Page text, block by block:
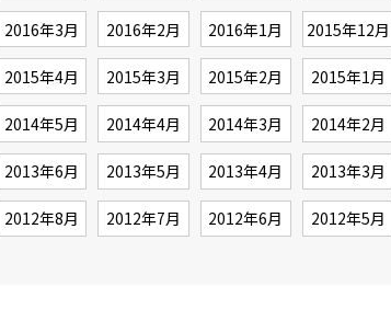
2016年3月 2016年2月 2016年1月 2015年12月
2015年4月 2015年3月 2015年2月 2015年1月
2014年5月 2014年4月 2014年3月 2014年2月
2013年6月 2013年5月 2013年4月 2013年3月
2012年8月 2012年7月 2012年6月 2012年5月